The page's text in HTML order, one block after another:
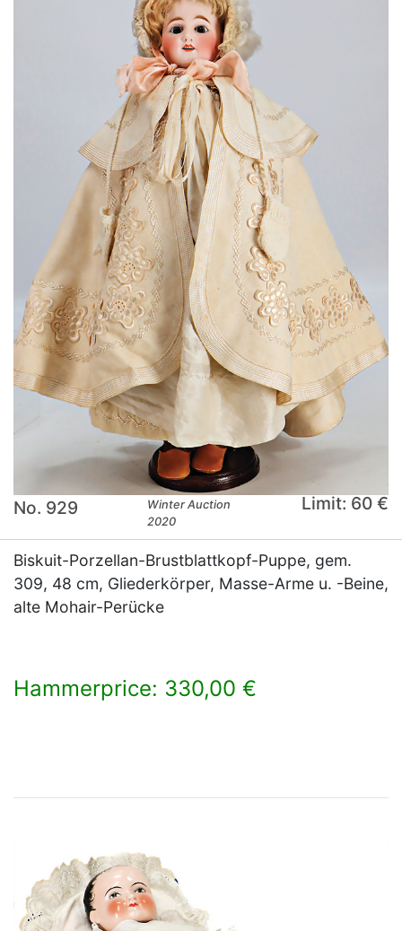
No. 929
Winter Auction
2020
Limit: 60 €
Biskuit-Porzellan-Brustblattkopf-Puppe, gem.
309, 48 cm, Gliederkörper, Masse-Arme u. -Beine,
alte Mohair-Perücke
Hammerprice: 330,00 €